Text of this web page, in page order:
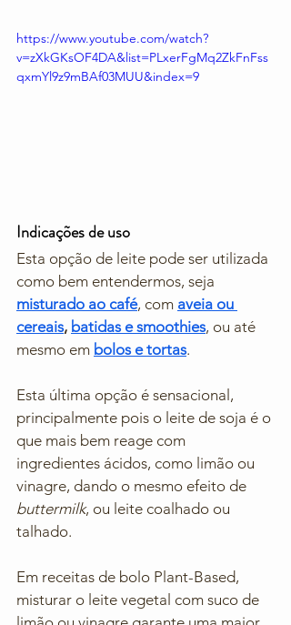
https://www.youtube.com/watch?
v=zXkGKsOF4DA&list=PLxerFgMq2ZkFnFss
qxmYl9z9mBAf03MUU&index=9
Indicações de uso
Esta opção de leite pode ser utilizada
como bem entendermos, seja
misturado ao café, com aveia ou
cereais, batidas e smoothies, ou até
mesmo em bolos e tortas.
Esta última opção é sensacional,
principalmente pois o leite de soja é o
que mais bem reage com
ingredientes ácidos, como limão ou
vinagre, dando o mesmo efeito de
buttermilk, ou leite coalhado ou
talhado.
Em receitas de bolo Plant-Based,
misturar o leite vegetal com suco de